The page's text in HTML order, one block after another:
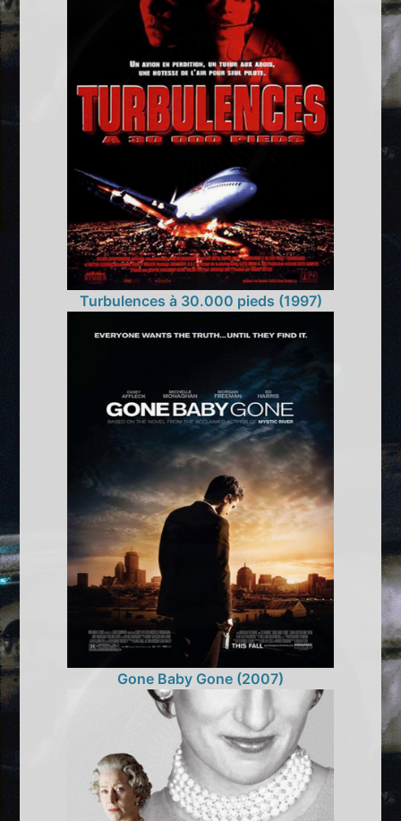
Turbulences à 30.000 pieds (1997)
Gone Baby Gone (2007)